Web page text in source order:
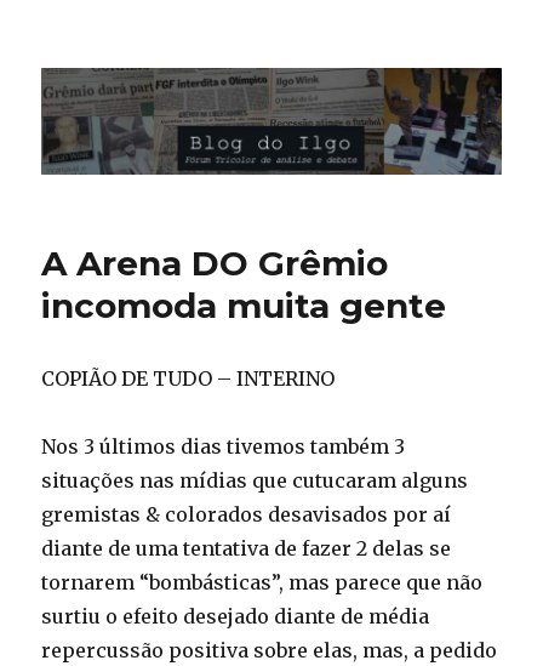
Blog do Ilgo Wink
A Arena DO Grêmio
incomoda muita gente
COPIÃO DE TUDO – INTERINO
Nos 3 últimos dias tivemos também 3
situações nas mídias que cutucaram alguns
gremistas & colorados desavisados por aí
diante de uma tentativa de fazer 2 delas se
tornarem “bombásticas”, mas parece que não
surtiu o efeito desejado diante de média
repercussão positiva sobre elas, mas, a pedido